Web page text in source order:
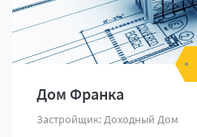
Дом Франка
Застройщик: Доходный Дом